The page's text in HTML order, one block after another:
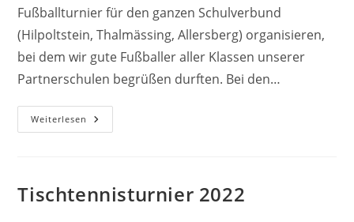
Fußballturnier für den ganzen Schulverbund
(Hilpoltstein, Thalmässing, Allersberg) organisieren,
bei dem wir gute Fußballer aller Klassen unserer
Partnerschulen begrüßen durften. Bei den…
Weiterlesen Verbundfußballturnier
Tischtennisturnier 2022